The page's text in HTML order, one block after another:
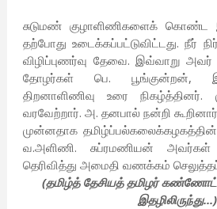
சுடுமண் குழாளிணிகளைக் கொண்ட
தற்போது உடைக்கப்பட்டுவிட்டது. நீர்
விழிப்புணர்வு தேவை. இவ்வாறு அவர்
தோழர்கள் பெ. பூங்குன்றன்,
திறனாளிணிவு உரை நிகழ்த்தினர்.
வரவேற்றார். அ. தனபால் நன்றி
முன்னதாக
வ.அளிணி. சுப்ரமணியன்
தெரிவித்து அமைதி வணக்கம்
(தமிழ்த் தேசியத் தமிழர்
இதழிலிருந்து...)